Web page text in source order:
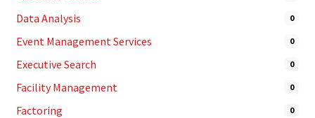
Data Analysis 0
Event Management Services 0
Executive Search 0
Facility Management 0
Factoring 0